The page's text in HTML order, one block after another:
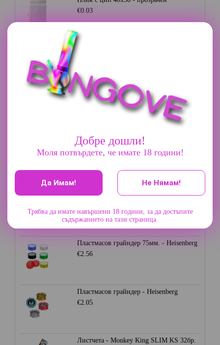
€0.03
Плик с цип 35х35 - прозрачен
Плик с цип 70х85 - прозрачен
Грайндер 3 части - Champ High
€9.20
Алуминиев грайндер 45мм. - Сив
Пластмасов грайндер 75мм. - Heisenberg
€2.56
Пластмасов грайндер - Heisenberg
€2.05
Листчета - Monkey King SLIM KS 32бр.
Добре дошли!
Моля потвърдете, че имате 18 години!
Да Имам! Не Нямам!
Трябва да имате навършени 18 години, за да достъпите
съдържанието на тази страница.